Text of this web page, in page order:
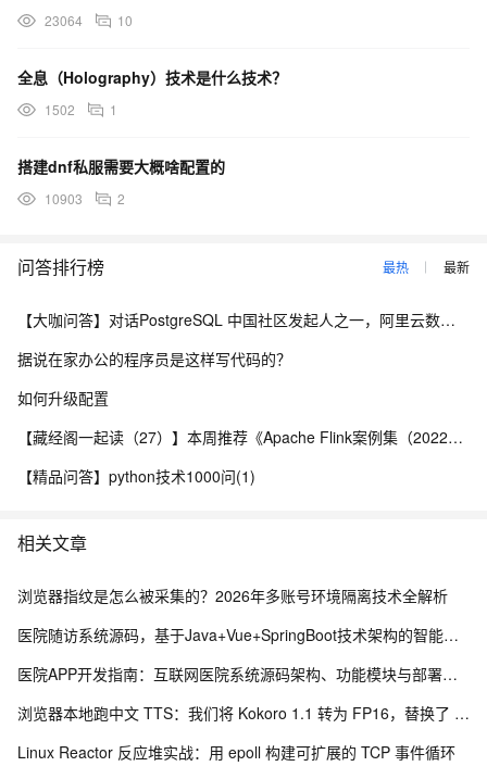
23064 10
全息（Holography）技术是什么技术？
1502 1
搭建dnf私服需要大概啥配置的
10903 2
问答排行榜 最热 最新
【大咖问答】对话PostgreSQL 中国社区发起人之一，阿里云数据库高级专家 德哥
据说在家办公的程序员是这样写代码的？
如何升级配置
【藏经阁一起读（27）】本周推荐《Apache Flink案例集（2022版）》，你有哪些心得？
【精品问答】python技术1000问(1)
相关文章
浏览器指纹是怎么被采集的？2026年多账号环境隔离技术全解析
医院随访系统源码，基于Java+Vue+SpringBoot技术架构的智能化管理平台
医院APP开发指南：互联网医院系统源码架构、功能模块与部署流程解析
浏览器本地跑中文 TTS：我们将 Kokoro 1.1 转为 FP16，替换了 Piper 中文配音
Linux Reactor 反应堆实战：用 epoll 构建可扩展的 TCP 事件循环